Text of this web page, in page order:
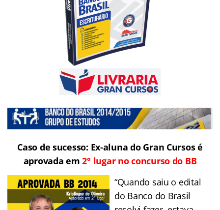
Caso de sucesso: Ex-aluna do Gran Cursos é
aprovada em2° lugar no concurso do BB
“Quando saiu o edital
do Banco do Brasil